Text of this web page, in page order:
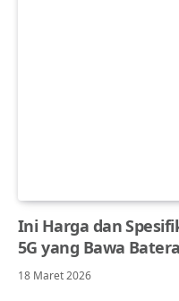
Ini Harga dan
5G yang Bawa
18 Maret 2026